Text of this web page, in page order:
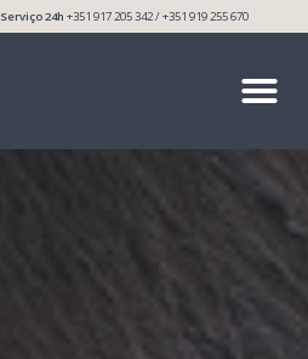
Serviço 24h+351 917 205 342 / +351 919 255 670